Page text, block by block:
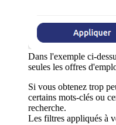
Dans l'exemple ci-
seules les offres
Si vous obtenez trop
certains mots-clés ou
recherche.
Les filtres appliqués à